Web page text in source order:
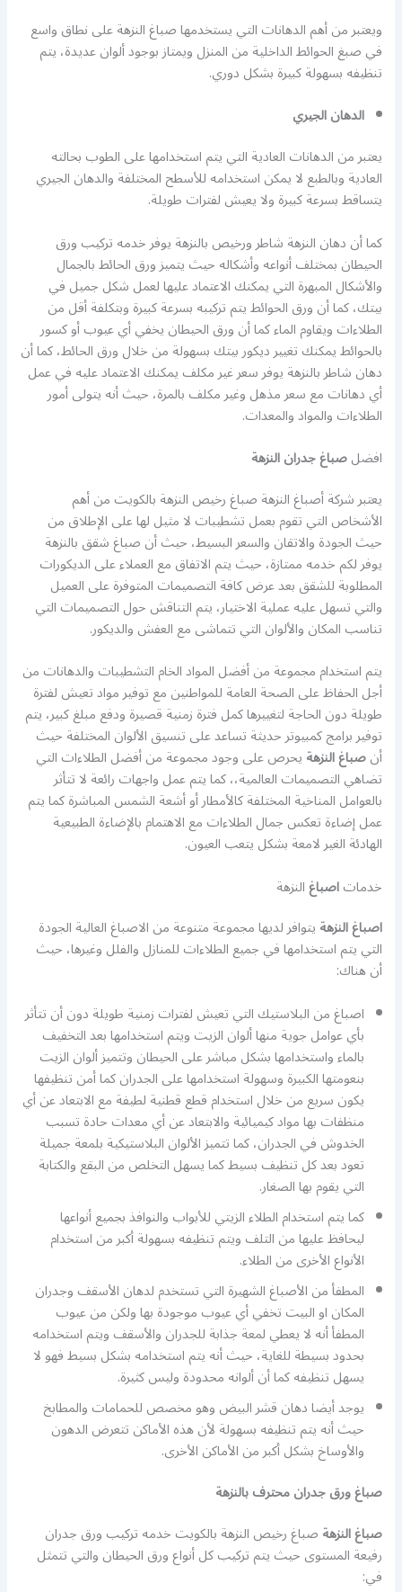
ويعتبر من أهم الدهانات التي يستخدمها صباغ النزهة على نطاق واسع
في صبغ الحوائط الداخلية من المنزل ويمتاز بوجود ألوان عديدة، يتم
تنظيفه بسهولة كبيرة بشكل دوري.
الدهان الجيري
يعتبر من الدهانات العادية التي يتم استخدامها على الطوب بحالته
العادية وبالطبع لا يمكن استخدامه للأسطح المختلفة والدهان الجيري
يتساقط بسرعة كبيرة ولا يعيش لفترات طويلة.
كما أن دهان النزهة شاطر ورخيص بالنزهة يوفر خدمه تركيب ورق
الحيطان بمختلف أنواعه وأشكاله حيث يتميز ورق الحائط بالجمال
والأشكال المبهرة التي يمكنك الاعتماد عليها لعمل شكل جميل في
بيتك، كما أن ورق الحوائط يتم تركيبه بسرعة كبيرة وبتكلفة أقل من
الطلاءات ويقاوم الماء كما أن ورق الحيطان يخفي أي عيوب أو كسور
بالحوائط يمكنك تغيير ديكور بيتك بسهولة من خلال ورق الحائط، كما أن
دهان شاطر بالنزهة يوفر سعر غير مكلف يمكنك الاعتماد عليه في عمل
أي دهانات مع سعر مذهل وغير مكلف بالمرة، حيث أنه يتولى أمور
الطلاءات والمواد والمعدات.
افضلصباغ جدران النزهة
يعتبر شركة أصباغ النزهة صباغ رخيص النزهة بالكويت من أهم
الأشخاص التي تقوم بعمل تشطيبات لا مثيل لها على الإطلاق من
حيث الجودة والاتقان والسعر البسيط، حيث أن صباغ شقق بالنزهة
يوفر لكم خدمه ممتازة، حيث يتم الاتفاق مع العملاء على الديكورات
المطلوبة للشقق بعد عرض كافة التصميمات المتوفرة على العميل
والتي تسهل عليه عملية الاختيار، يتم التناقش حول التصميمات التي
تناسب المكان والألوان التي تتماشى مع العفش والديكور.
يتم استخدام مجموعة من أفضل المواد الخام التشطيبات والدهانات من
أجل الحفاظ على الصحة العامة للمواطنين مع توفير مواد تعيش لفترة
طويلة دون الحاجة لتغييرها كمل فترة زمنية قصيرة ودفع مبلغ كبير، يتم
توفير برامج كمبيوتر حديثة تساعد على تنسيق الألوان المختلفة حيث
أنصباغ النزهةيحرص على وجود مجموعة من أفضل الطلاءات التي
تضاهي التصميمات العالمية،، كما يتم عمل واجهات رائعة لا تتأثر
بالعوامل المناخية المختلفة كالأمطار أو أشعة الشمس المباشرة كما يتم
عمل إضاءة تعكس جمال الطلاءات مع الاهتمام بالإضاءة الطبيعية
الهادئة الغير لامعة بشكل يتعب العيون.
خدماتاصباغالنزهة
اصباغ النزهةيتوافر لديها مجموعة متنوعة من الاصباغ العالية الجودة
التي يتم استخدامها في جميع الطلاءات للمنازل والفلل وغيرها، حيث
أن هناك:
اصباغ من البلاستيك التي تعيش لفترات زمنية طويلة دون أن تتأثر
بأي عوامل جوية منها ألوان الزيت ويتم استخدامها بعد التخفيف
بالماء واستخدامها بشكل مباشر على الحيطان وتتميز ألوان الزيت
بنعومتها الكبيرة وسهولة استخدامها على الجدران كما أمن تنظيفها
يكون سريع من خلال استخدام قطع قطنية لطيفة مع الابتعاد عن أي
منظفات بها مواد كيميائية والابتعاد عن أي معدات حادة تسبب
الخدوش في الجدران، كما تتميز الألوان البلاستيكية بلمعة جميلة
تعود بعد كل تنظيف بسيط كما يسهل التخلص من البقع والكتابة
التي يقوم بها الصغار.
كما يتم استخدام الطلاء الزيتي للأبواب والنوافذ بجميع أنواعها
ليحافظ عليها من التلف ويتم تنظيفه بسهولة أكبر من استخدام
الأنواع الأخرى من الطلاء.
المطفأ من الأصباغ الشهيرة التي تستخدم لدهان الأسقف وجدران
المكان او البيت تخفي أي عيوب موجودة بها ولكن من عيوب
المطفأ أنه لا يعطي لمعة جذابة للجدران والأسقف ويتم استخدامه
بحدود بسيطة للغاية، حيث أنه يتم استخدامه بشكل بسيط فهو لا
يسهل تنظيفه كما أن ألوانه محدودة وليس كثيرة.
يوجد أيضا دهان قشر البيض وهو مخصص للحمامات والمطابخ
حيث أنه يتم تنظيفه بسهولة لأن هذه الأماكن تتعرض الدهون
والأوساخ بشكل أكبر من الأماكن الأخرى.
صباغ ورق جدران محترف بالنزهة
صباغ النزهةصباغ رخيص النزهة بالكويت خدمه تركيب ورق جدران
رفيعة المستوى حيث يتم تركيب كل أنواع ورق الحيطان والتي تتمثل
في: